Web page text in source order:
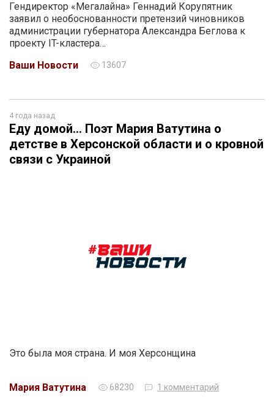
Гендиректор «Мегалайна» Геннадий Корупятник
заявил о необоснованности претензий чиновников
администрации губернатора Александра Беглова к
проекту IT-кластера…
Ваши Новости
13607
4 года назад
Еду домой… Поэт Мария Ватутина о
детстве в Херсонской области и о кровной
связи с Украиной
Это была моя страна. И моя Херсонщина
Мария Ватутина 68230 1 комментарий